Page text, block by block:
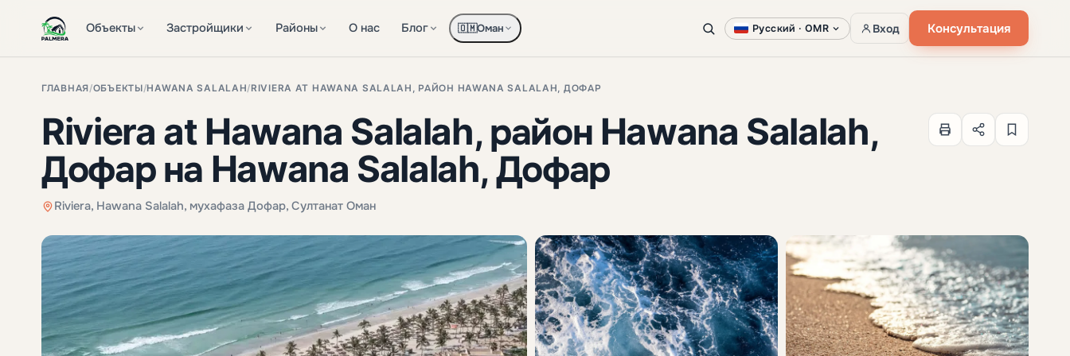
Объекты Застройщики Районы О нас Блог 🇴🇲Оман Русский · OMR Вход Консультация
ГЛАВНАЯ /ОБЪЕКТЫ/HAWANA SALALAH/RIVIERA AT HAWANA SALALAH, РАЙОН HAWANA SALALAH, ДОФАР
Riviera at Hawana Salalah, район Hawana Salalah,
Дофар на Hawana Salalah, Дофар
Riviera, Hawana Salalah, мухафаза Дофар, Султанат Оман